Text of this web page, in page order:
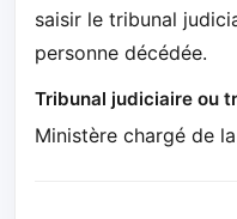
saisir le tribunal
personne décédée.
Tribunal judiciaire ou
Ministère chargé de